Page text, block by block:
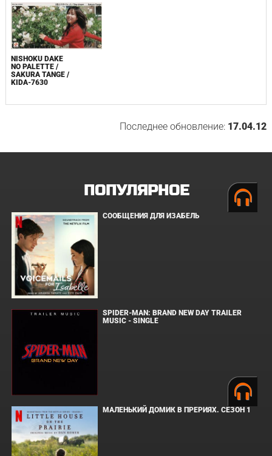
NISHOKU DAKE
NO PALETTE /
SAKURA TANGE /
KIDA-7630
Последнее обновление: 17.04.12
ПОПУЛЯРНОЕ
СООБЩЕНИЯ ДЛЯ ИЗАБЕЛЬ
SPIDER-MAN: BRAND NEW DAY TRAILER
MUSIC - SINGLE
МАЛЕНЬКИЙ ДОМИК В ПРЕРИЯХ. СЕЗОН 1